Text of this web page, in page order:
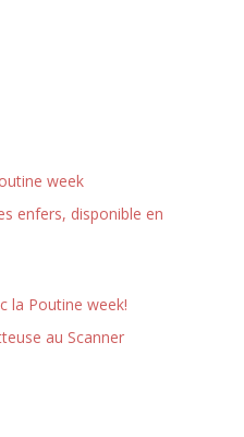
week
enfers, disponible en
la Poutine week!
au Scanner